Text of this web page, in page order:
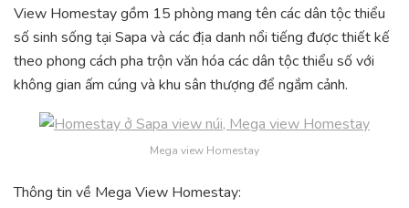
View Homestay gồm 15 phòng mang tên các dân tộc thiểu
số sinh sống tại Sapa và các địa danh nổi tiếng được thiết kế
theo phong cách pha trộn văn hóa các dân tộc thiểu số với
không gian ấm cúng và khu sân thượng để ngắm cảnh.
Mega view Homestay
Thông tin về Mega View Homestay: